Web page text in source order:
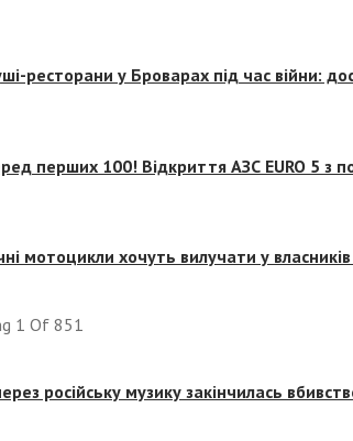
ресторани у Броварах під час війни:
перших 100! Відкриття АЗС EURO 5 з
мотоцикли хочуть вилучати у
1 Of 851
російську музику закінчилась